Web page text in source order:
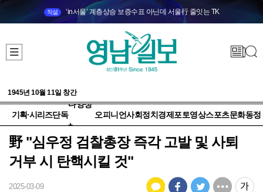
직설 ‘in서울’ 계층상승 보증수표 아닌데 서울行 줄잇는 TK
1945년 10월 11일 창간
기획·시리즈단독
다양성
+
오피니언사회정치 경제 포토영상스포츠문화동정
野 "심우정 검찰총장 즉각 고발 및 사퇴
거부 시 탄핵시킬 것"
2025-03-09